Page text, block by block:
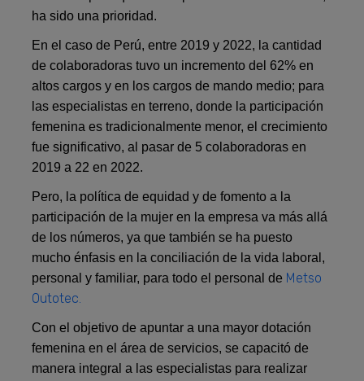
ha sido una prioridad.
En el caso de Perú, entre 2019 y 2022, la cantidad
de colaboradoras tuvo un incremento del 62% en
altos cargos y en los cargos de mando medio; para
las especialistas en terreno, donde la participación
femenina es tradicionalmente menor, el crecimiento
fue significativo, al pasar de 5 colaboradoras en
2019 a 22 en 2022.
Pero, la política de equidad y de fomento a la
participación de la mujer en la empresa va más allá
de los números, ya que también se ha puesto
mucho énfasis en la conciliación de la vida laboral,
personal y familiar, para todo el personal de Metso
Outotec.
Con el objetivo de apuntar a una mayor dotación
femenina en el área de servicios, se capacitó de
manera integral a las especialistas para realizar